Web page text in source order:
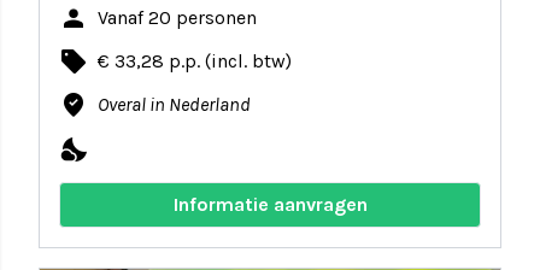
person Vanaf 20 personen
local_offer € 33,28 p.p. (incl. btw)
where_to_vote Overal in Nederland
nights_stay
Informatie aanvragen